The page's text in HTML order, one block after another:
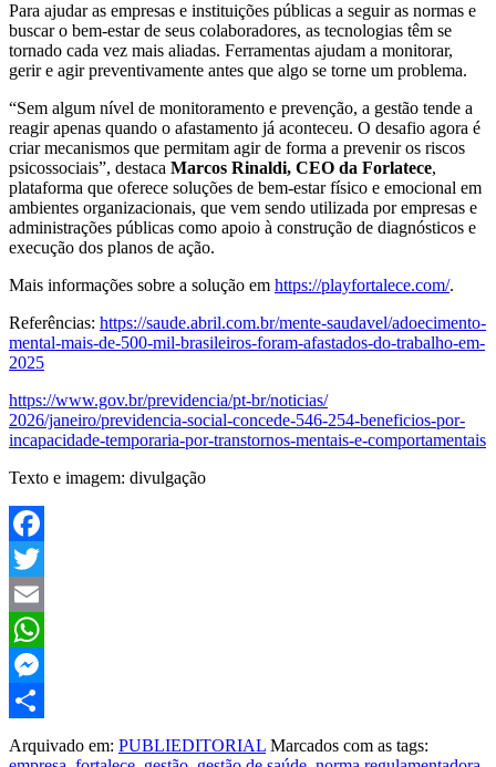
Para ajudar as empresas e instituições públicas a seguir as normas e
buscar o bem-estar de seus colaboradores, as tecnologias têm se
tornado cada vez mais aliadas. Ferramentas ajudam a monitorar,
gerir e agir preventivamente antes que algo se torne um problema.
“Sem algum nível de monitoramento e prevenção, a gestão tende a
reagir apenas quando o afastamento já aconteceu. O desafio agora é
criar mecanismos que permitam agir de forma a prevenir os riscos
psicossociais”, destaca Marcos Rinaldi, CEO da Forlatece,
plataforma que oferece soluções de bem-estar físico e emocional em
ambientes organizacionais, que vem sendo utilizada por empresas e
administrações públicas como apoio à construção de diagnósticos e
execução dos planos de ação.
Mais informações sobre a solução em https://playfortalece.com/.
Referências: https://saude.abril.com.br/mente-saudavel/adoecimento-
mental-mais-de-500-mil-brasileiros-foram-afastados-do-trabalho-em-
2025
https://www.gov.br/previdencia/pt-br/noticias/
2026/janeiro/previdencia-social-concede-546-254-beneficios-por-
incapacidade-temporaria-por-transtornos-mentais-e-comportamentais
Texto e imagem: divulgação
Facebook
Twitter
Email
WhatsApp
Messenger
Share
Arquivado em: PUBLIEDITORIAL Marcados com as tags: